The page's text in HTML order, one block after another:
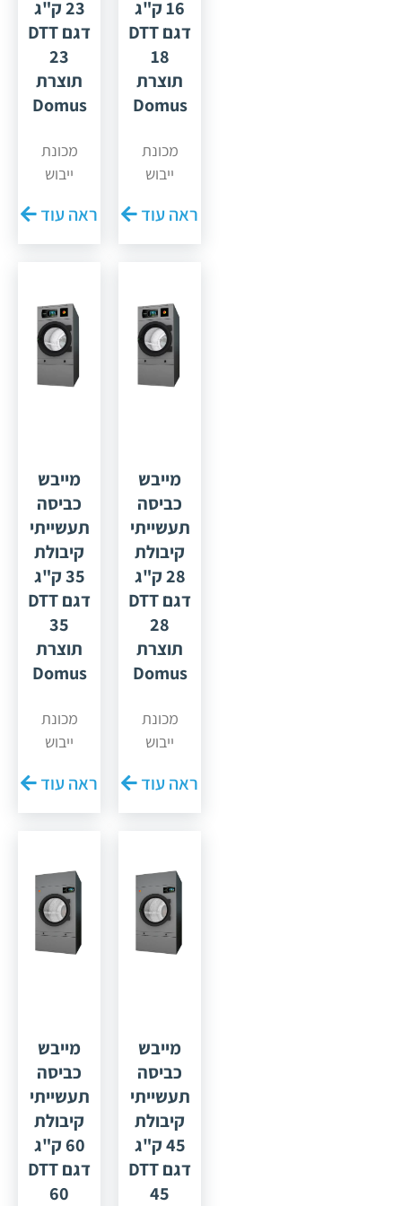
16 ק"ג
דגם DTT
18
תוצרת
Domus
מכונת
ייבוש
חברת
"דומוס"
לקיבולת
16 ק"ג,
ראה עוד
23 ק"ג
דגם DTT
23
תוצרת
Domus
מכונת
ייבוש
חברת
"דומוס"
לקיבולת
23 ק"ג,
ראה עוד
מייבש
כביסה
תעשייתי
קיבולת
28 ק"ג
דגם DTT
28
תוצרת
Domus
מכונת
ייבוש
חברת
"דומוס"
לקיבולת
28 ק"ג,
ראה עוד
מייבש
כביסה
תעשייתי
קיבולת
35 ק"ג
דגם DTT
35
תוצרת
Domus
מכונת
ייבוש
חברת
"דומוס"
לקיבולת
35 ק"ג,
ראה עוד
מייבש
כביסה
תעשייתי
קיבולת
45 ק"ג
דגם DTT
45
מייבש
כביסה
תעשייתי
קיבולת
60 ק"ג
דגם DTT
60